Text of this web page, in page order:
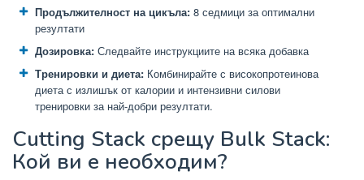
Продължителност на цикъла: 8 седмици за оптимални
резултати
Дозировка: Следвайте инструкциите на всяка добавка
Тренировки и диета: Комбинирайте с високопротеинова
диета с излишък от калории и интензивни силови
тренировки за най-добри резултати.
Cutting Stack срещу Bulk Stack:
Кой ви е необходим?